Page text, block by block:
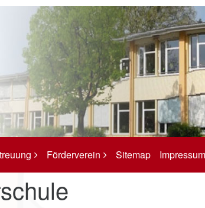
Förderverein Sitemap Impressum